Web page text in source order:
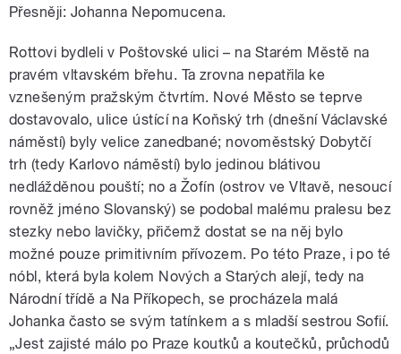
Přesněji: Johanna Nepomucena.
Rottovi bydleli v Poštovské ulici – na Starém Městě na
pravém vltavském břehu. Ta zrovna nepatřila ke
vznešeným pražským čtvrtím. Nové Město se teprve
dostavovalo, ulice ústící na Koňský trh (dnešní Václavské
náměstí) byly velice zanedbané; novoměstský Dobytčí
trh (tedy Karlovo náměstí) bylo jedinou blátivou
nedlážděnou pouští; no a Žofín (ostrov ve Vltavě, nesoucí
rovněž jméno Slovanský) se podobal malému pralesu bez
stezky nebo lavičky, přičemž dostat se na něj bylo
možné pouze primitivním přívozem. Po této Praze, i po té
nóbl, která byla kolem Nových a Starých alejí, tedy na
Národní třídě a Na Příkopech, se procházela malá
Johanka často se svým tatínkem a s mladší sestrou Sofií.
„Jest zajisté málo po Praze koutků a koutečků, průchodů